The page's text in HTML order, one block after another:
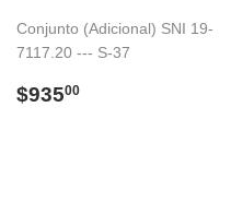
Conjunto (Adicional) SNI 19-
7117.20 --- S-37
Precio
$93500